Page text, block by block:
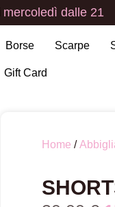
mercoledì dalle 21
Borse Scarpe
Gift Card
Home /